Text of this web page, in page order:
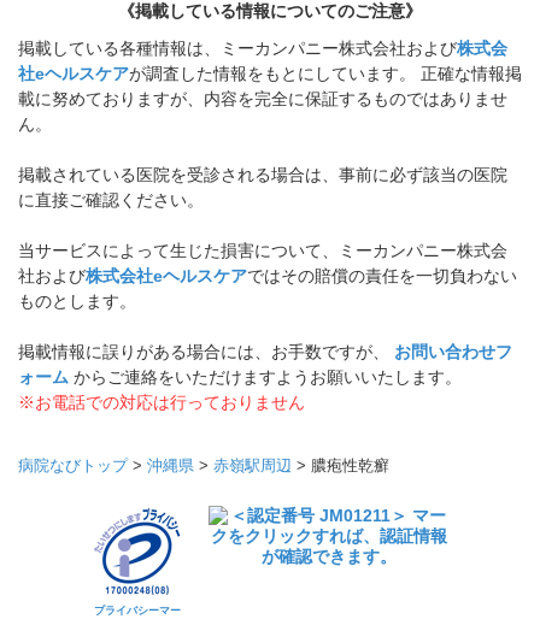
《掲載している情報についてのご注意》
掲載している各種情報は、ミーカンパニー株式会社および株式会
社eヘルスケアが調査した情報をもとにしています。 正確な情報掲
載に努めておりますが、内容を完全に保証するものではありませ
ん。
掲載されている医院を受診される場合は、事前に必ず該当の医院
に直接ご確認ください。
当サービスによって生じた損害について、ミーカンパニー株式会
社および株式会社eヘルスケアではその賠償の責任を一切負わない
ものとします。
掲載情報に誤りがある場合には、お手数ですが、 お問い合わせフ
ォーム からご連絡をいただけますようお願いいたします。
※お電話での対応は行っておりません
病院なびトップ> 沖縄県 > 赤嶺駅周辺 > 膿疱性乾癬
プライバシーマー